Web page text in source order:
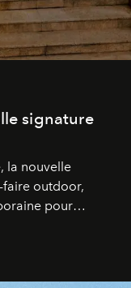
signature
la nouvelle
faire outdoor,
pour